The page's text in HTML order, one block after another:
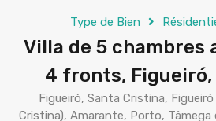
Type de Bien
Villa de 5 chambres
4 fronts,
Figueiró, Santa Cristina,
Cristina), Amarante, Porto,